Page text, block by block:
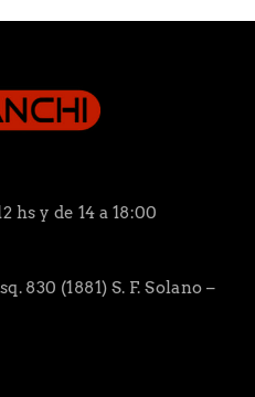
hs y de 14 a 18:00
830 (1881) S. F. Solano –